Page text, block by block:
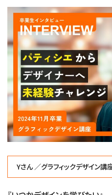
更
新
時
:
Yさん ／グラフィックデザイン講